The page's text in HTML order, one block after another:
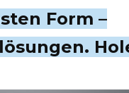
Form –